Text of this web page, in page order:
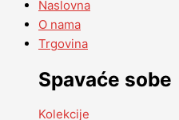
Naslovna
O nama
Trgovina
Spavaće sobe
Kolekcije